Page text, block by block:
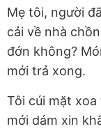
Mẹ tôi, người
cải về nhà
đớn không?
mới trả xong.
Tôi cúi mặt
mới dám xin